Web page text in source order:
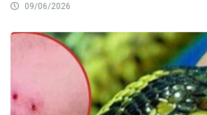
09/06/2026